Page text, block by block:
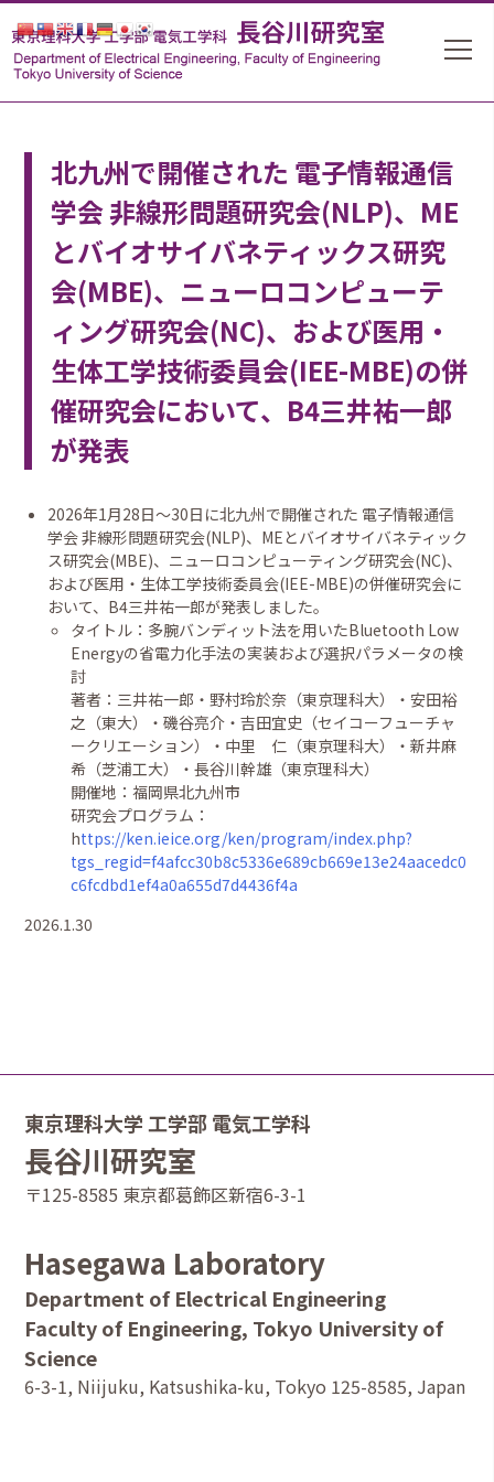
北九州で開催された 電子情報通信
学会 非線形問題研究会(NLP)、ME
とバイオサイバネティックス研究
会(MBE)、ニューロコンピューテ
ィング研究会(NC)、および医用・
生体工学技術委員会(IEE-MBE)の併
催研究会において、B4三井祐一郎
が発表
2026年1月28日〜30日に北九州で開催された 電子情報通信
学会 非線形問題研究会(NLP)、 MEとバイオサイバネティック
ス研究会(MBE)、ニューロコンピューティング研究会(NC)、
および医用・生体工学技術委員会(IEE-MBE)の併催研究会に
おいて、B4三井祐一郎が発表しました。
タイトル：多腕バンディット法を用いたBluetooth Low
Energyの省電力化手法の実装および選択パラメータの検
討
著者：三井祐一郎・野村玲於奈（東京理科大）・安田裕
之（東大）・磯谷亮介・吉田宜史（セイコーフューチャ
ークリエーション）・中里 仁（東京理科大）・新井麻
希（芝浦工大）・長谷川幹雄（東京理科大）
開催地：福岡県北九州市
研究会プログラム：
https://ken.ieice.org/ken/program/index.php?
tgs_regid=f4afcc30b8c5336e689cb669e13e24aacedc0
c6fcdbd1ef4a0a655d7d4436f4a
2026.1.30
東京理科大学 工学部 電気工学科
長谷川研究室
〒125-8585 東京都葛飾区新宿6-3-1
Hasegawa Laboratory
Department of Electrical Engineering
Faculty of Engineering, Tokyo University of
Science
6-3-1, Niijuku, Katsushika-ku, Tokyo 125-8585, Japan